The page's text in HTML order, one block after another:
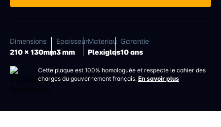
Dimensions
210 x 130mm
Epaisseur
3 mm
Materiau
Plexiglas
Garantie
10 ans
Cette plaque est 100% homologuée et respecte le cahier des
charges du gouvernement français. En savoir plus